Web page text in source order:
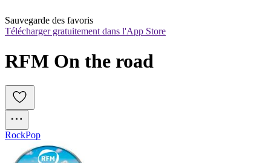
Sauvegarde des favoris
Télécharger gratuitement dans l'App Store
RFM On the road
RockPop